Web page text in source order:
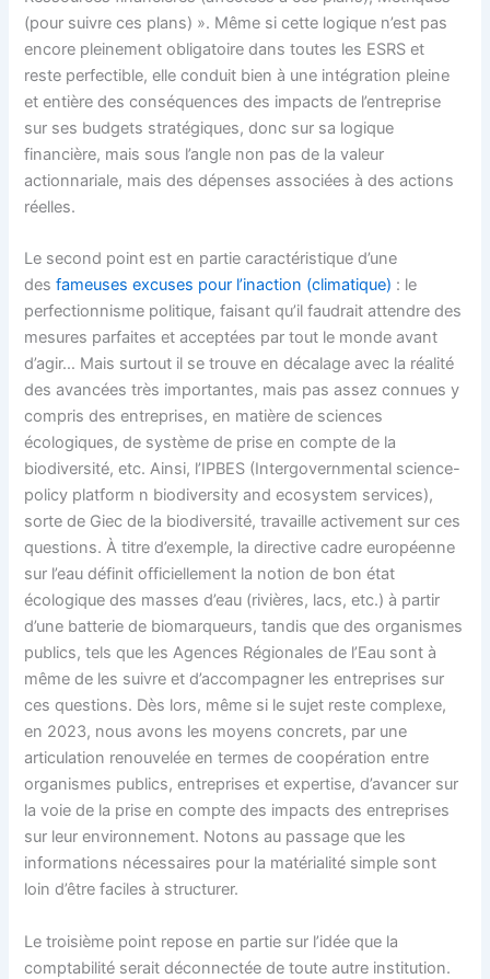
(pour suivre ces plans) ». Même si cette logique n’est pas
encore pleinement obligatoire dans toutes les ESRS et
reste perfectible, elle conduit bien à une intégration pleine
et entière des conséquences des impacts de l’entreprise
sur ses budgets stratégiques, donc sur sa logique
financière, mais sous l’angle non pas de la valeur
actionnariale, mais des dépenses associées à des actions
réelles.
Le second point est en partie caractéristique d’une
des fameuses excuses pour l’inaction (climatique) : le
perfectionnisme politique, faisant qu’il faudrait attendre des
mesures parfaites et acceptées par tout le monde avant
d’agir… Mais surtout il se trouve en décalage avec la réalité
des avancées très importantes, mais pas assez connues y
compris des entreprises, en matière de sciences
écologiques, de système de prise en compte de la
biodiversité, etc. Ainsi, l’IPBES (Intergovernmental science-
policy platform n biodiversity and ecosystem services),
sorte de Giec de la biodiversité, travaille activement sur ces
questions. À titre d’exemple, la directive cadre européenne
sur l’eau définit officiellement la notion de bon état
écologique des masses d’eau (rivières, lacs, etc.) à partir
d’une batterie de biomarqueurs, tandis que des organismes
publics, tels que les Agences Régionales de l’Eau sont à
même de les suivre et d’accompagner les entreprises sur
ces questions. Dès lors, même si le sujet reste complexe,
en 2023, nous avons les moyens concrets, par une
articulation renouvelée en termes de coopération entre
organismes publics, entreprises et expertise, d’avancer sur
la voie de la prise en compte des impacts des entreprises
sur leur environnement. Notons au passage que les
informations nécessaires pour la matérialité simple sont
loin d’être faciles à structurer.
Le troisième point repose en partie sur l’idée que la
comptabilité serait déconnectée de toute autre institution.